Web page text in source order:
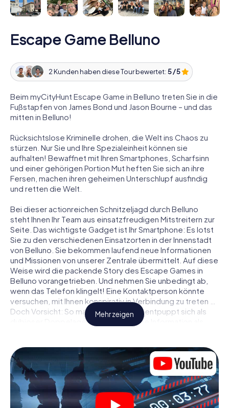
Escape Game Belluno
2 Kunden haben diese Tour bewertet:5 / 5
Beim myCityHunt Escape Game in Belluno treten Sie in die
Fußstapfen von James Bond und Jason Bourne – und das
mitten in Belluno!
Rücksichtslose Kriminelle drohen, die Welt ins Chaos zu
stürzen. Nur Sie und Ihre Spezialeinheit können sie
aufhalten! Bewaffnet mit Ihren Smartphones, Scharfsinn
und einer gehörigen Portion Mut heften Sie sich an ihre
Fersen, machen ihren geheimen Unterschlupf ausfindig
und retten die Welt.
Bei dieser actionreichen Schnitzeljagd durch Belluno
steht Ihnen Ihr Team aus einsatzfreudigen Mitstreitern zur
Seite. Das wichtigste Gadget ist Ihr Smartphone: Es lotst
Sie zu den verschiedenen Einsatzorten in der Innenstadt
von Belluno. Sie bekommen laufend neue Informationen
und Missionen von unserer Zentrale übermittelt. Auf diese
Weise wird die packende Story des Escape Games in
Belluno vorangetrieben. Und nehmen Sie unbedingt ab,
wenn das Telefon klingelt! Eine Kontaktperson könnte
versuchen, mit Ihnen konspirativ in Verbindung zu treten …
Doch Vorsicht: So mancher Informant entpuppt sich als
dubioser Doppelagent und so manche Information als
Sie niemandem!
Anders als in einem klassischen Escape Room in Belluno
sind Sie also nicht in ein Zimmer eingesperrt, aus dem Sie
sich in einem vorgegebenen Zeitfenster befreien
müssen. Diese Smartphone Schnitzeljagd erklärt ganz
Mehr zeigen